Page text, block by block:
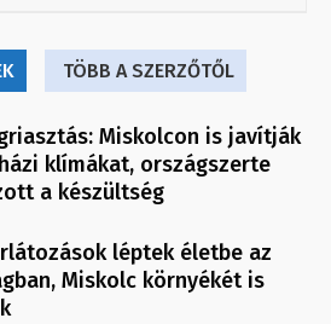
TÖBB A SZERZŐTŐL
Miskolcon is javítják
klímákat, országszerte
a készültség
léptek életbe az
Miskolc környékét is